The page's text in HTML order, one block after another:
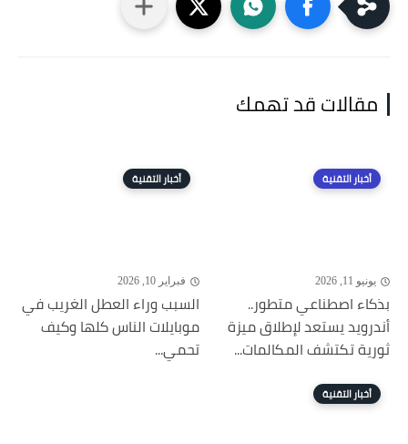
مقالات قد تهمك
أخبار التقنية
يونيو 11, 2026
بذكاء اصطناعي متطور..
أندرويد يستعد لإطلاق ميزة
ثورية تكتشف المكالمات...
أخبار التقنية
فبراير 10, 2026
السبب وراء العطل الغريب في
موبايلات الناس كلها وكيف
تحمي...
أخبار التقنية